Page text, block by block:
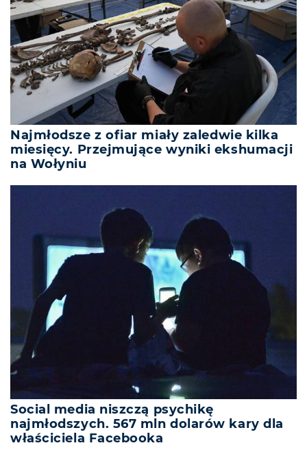
Najmłodsze z ofiar miały zaledwie kilka
miesięcy. Przejmujące wyniki ekshumacji
na Wołyniu
Social media niszczą psychikę
najmłodszych. 567 mln dolarów kary dla
właściciela Facebooka